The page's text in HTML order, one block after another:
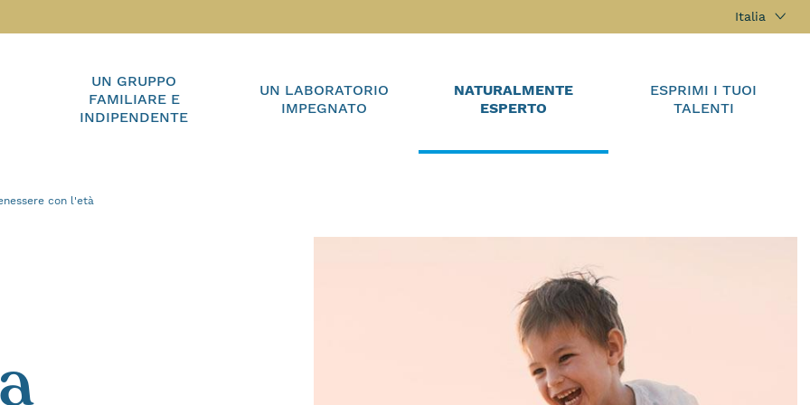
Italia
UN GRUPPO
FAMILIARE E
INDIPENDENTE
UN LABORATORIO
IMPEGNATO
NATURALMENTE
ESPERTO
ESPRIMI I TUOI
TALENTI
con l'età